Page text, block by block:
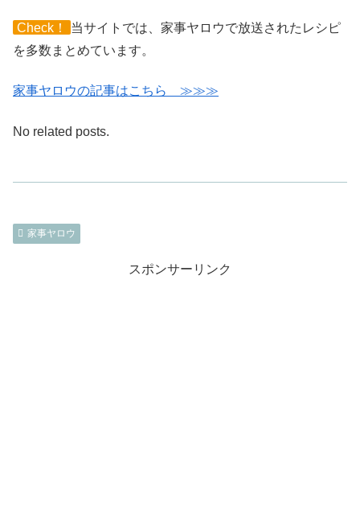
Check！
当サイトでは、家事ヤロウで放送されたレシピ
を多数まとめています。
家事ヤロウの記事はこちら ≫≫≫
No related posts.
家事ヤロウ
スポンサーリンク